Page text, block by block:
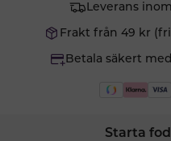
Leverans
Frakt från 49 kr
Betala säkert
Starta